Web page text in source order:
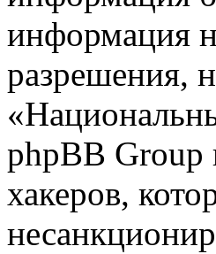
информация
разрешения,
phpBB Group
хакеров,